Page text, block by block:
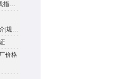
ABC-hcx-100/3000V滑触线指示灯
滑触线电压信号指示灯简介|规格|型号
价格